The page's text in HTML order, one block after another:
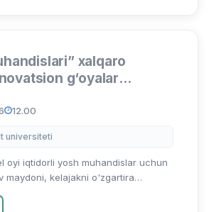
xalqaro
g‘oyalar
12.00
universiteti
oyi iqtidorli yosh muhandislar uchun
maydoni, kelajakni o'zgartira
fan va innovatsiyalar vazirligi